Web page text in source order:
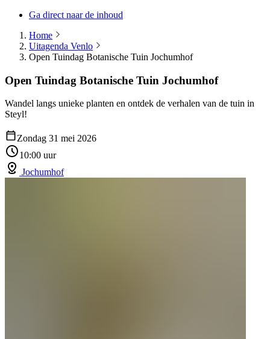
Ga direct naar de inhoud
Home
Uitagenda Venlo
Open Tuindag Botanische Tuin Jochumhof
Open Tuindag Botanische Tuin Jochumhof
Wandel langs unieke planten en ontdek de verhalen van de tuin in
Steyl!
Zondag 31 mei 2026
10:00 uur
Jochumhof